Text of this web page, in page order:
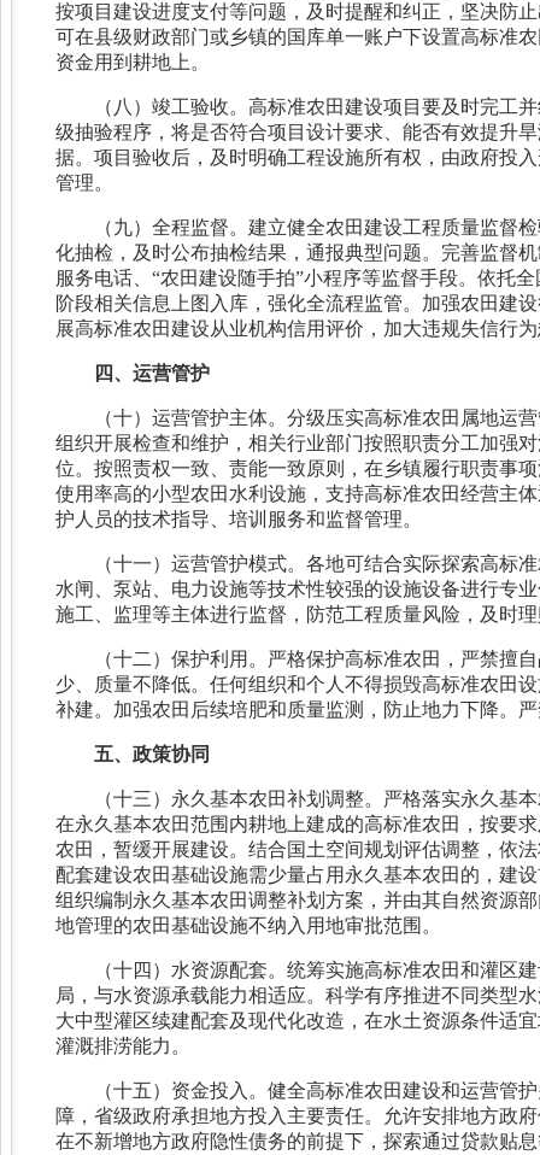
按项目建设进度支付等问题，及时提醒和纠正，坚决防
可在县级财政部门或乡镇的国库单一账户下设置高标准
资金用到耕地上。
（八）竣工验收。高标准农田建设项目要及时完工
级抽验程序，将是否符合项目设计要求、能否有效提升
据。项目验收后，及时明确工程设施所有权，由政府投
管理。
（九）全程监督。建立健全农田建设工程质量监督
化抽检，及时公布抽检结果，通报典型问题。完善监督
服务电话、“农田建设随手拍”小程序等监督手段。依托
阶段相关信息上图入库，强化全流程监管。加强农田建
展高标准农田建设从业机构信用评价，加大违规失信行
四、运营管护
（十）运营管护主体。分级压实高标准农田属地运
组织开展检查和维护，相关行业部门按照职责分工加强
位。按照责权一致、责能一致原则，在乡镇履行职责事
使用率高的小型农田水利设施，支持高标准农田经营主
护人员的技术指导、培训服务和监督管理。
（十一）运营管护模式。各地可结合实际探索高标
水闸、泵站、电力设施等技术性较强的设施设备进行专
施工、监理等主体进行监督，防范工程质量风险，及时
（十二）保护利用。严格保护高标准农田，严禁擅
少、质量不降低。任何组织和个人不得损毁高标准农田
补建。加强农田后续培肥和质量监测，防止地力下降。
五、政策协同
（十三）永久基本农田补划调整。严格落实永久基
在永久基本农田范围内耕地上建成的高标准农田，按要
农田，暂缓开展建设。结合国土空间规划评估调整，依
配套建设农田基础设施需少量占用永久基本农田的，建
组织编制永久基本农田调整补划方案，并由其自然资源
地管理的农田基础设施不纳入用地审批范围。
（十四）水资源配套。统筹实施高标准农田和灌区
局，与水资源承载能力相适应。科学有序推进不同类型
大中型灌区续建配套及现代化改造，在水土资源条件适
灌溉排涝能力。
（十五）资金投入。健全高标准农田建设和运营管
障，省级政府承担地方投入主要责任。允许安排地方政
在不新增地方政府隐性债务的前提下，探索通过贷款贴